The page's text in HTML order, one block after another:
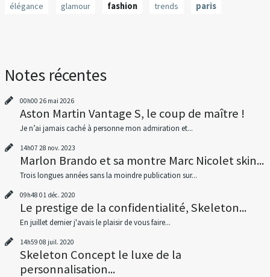
élégance
glamour fashion trends paris
Notes récentes
00h00 26 mai 2026
Aston Martin Vantage S, le coup de maître !
Je n’ai jamais caché à personne mon admiration et...
14h07 28 nov. 2023
Marlon Brando et sa montre Marc Nicolet skin...
Trois longues années sans la moindre publication sur...
09h48 01 déc. 2020
Le prestige de la confidentialité, Skeleton...
En juillet dernier j'avais le plaisir de vous faire...
14h59 08 juil. 2020
Skeleton Concept le luxe de la
personnalisation...